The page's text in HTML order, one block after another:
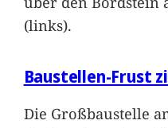
(links).
Baustellen-Frust
Die Großbaustelle